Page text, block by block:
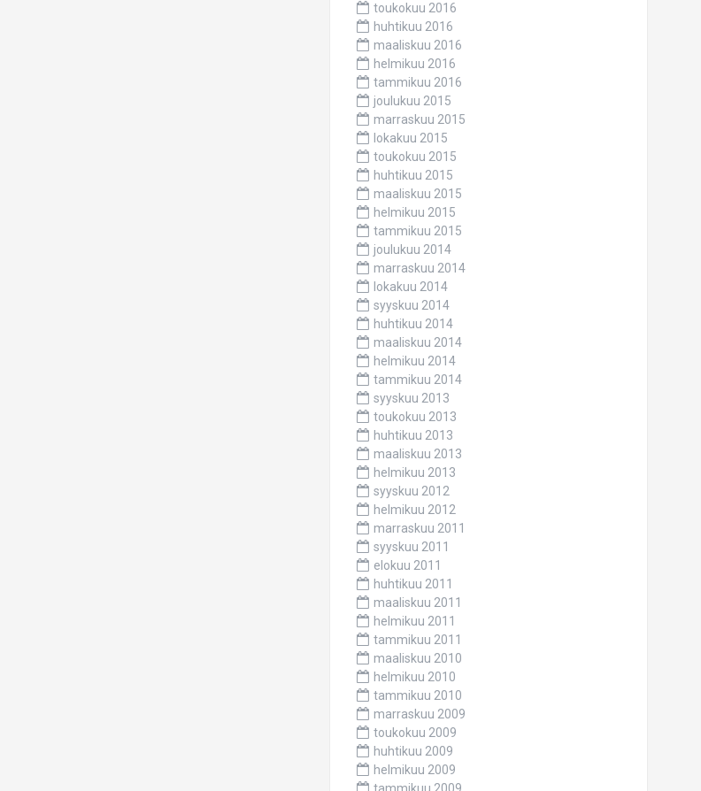
toukokuu 2016
huhtikuu 2016
maaliskuu 2016
helmikuu 2016
tammikuu 2016
joulukuu 2015
marraskuu 2015
lokakuu 2015
toukokuu 2015
huhtikuu 2015
maaliskuu 2015
helmikuu 2015
tammikuu 2015
joulukuu 2014
marraskuu 2014
lokakuu 2014
syyskuu 2014
huhtikuu 2014
maaliskuu 2014
helmikuu 2014
tammikuu 2014
syyskuu 2013
toukokuu 2013
huhtikuu 2013
maaliskuu 2013
helmikuu 2013
syyskuu 2012
helmikuu 2012
marraskuu 2011
syyskuu 2011
elokuu 2011
huhtikuu 2011
maaliskuu 2011
helmikuu 2011
tammikuu 2011
maaliskuu 2010
helmikuu 2010
tammikuu 2010
marraskuu 2009
toukokuu 2009
huhtikuu 2009
helmikuu 2009